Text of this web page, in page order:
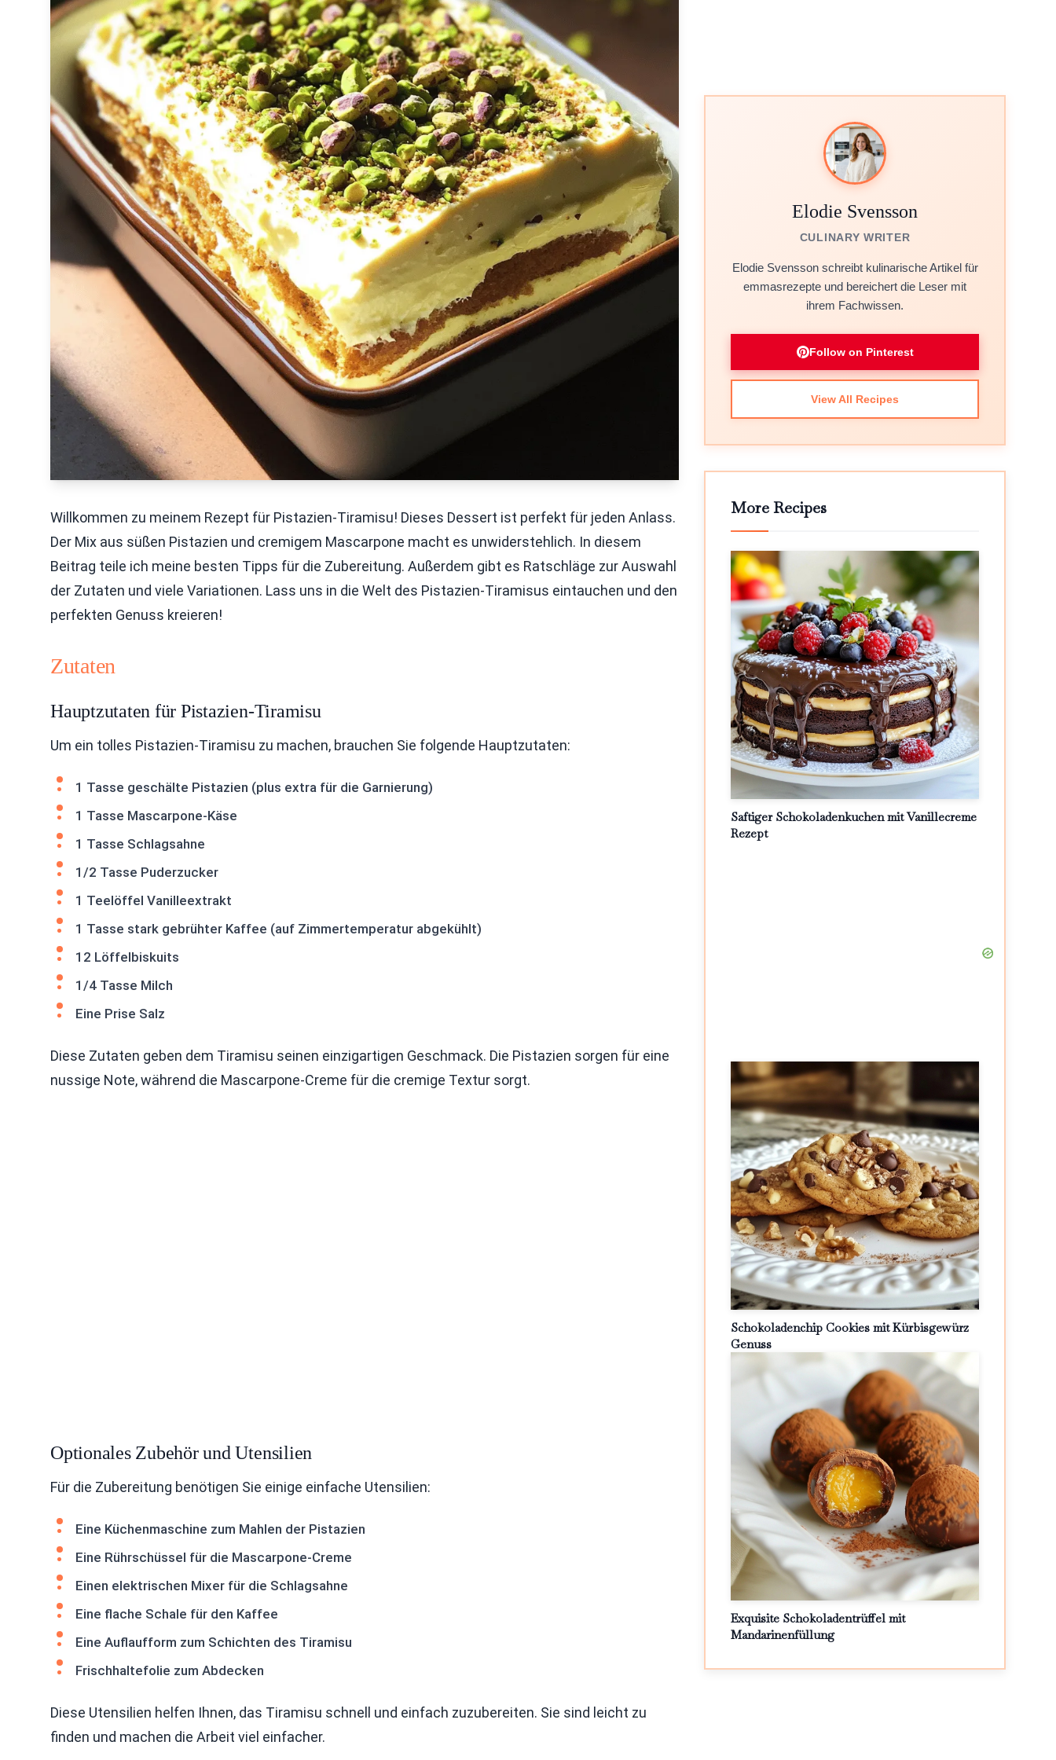
Willkommen zu meinem Rezept für Pistazien-Tiramisu! Dieses Dessert ist perfekt für jeden Anlass.
Der Mix aus süßen Pistazien und cremigem Mascarpone macht es unwiderstehlich. In diesem
Beitrag teile ich meine besten Tipps für die Zubereitung. Außerdem gibt es Ratschläge zur Auswahl
der Zutaten und viele Variationen. Lass uns in die Welt des Pistazien-Tiramisus eintauchen und den
perfekten Genuss kreieren!
Zutaten
Hauptzutaten für Pistazien-Tiramisu
Um ein tolles Pistazien-Tiramisu zu machen, brauchen Sie folgende Hauptzutaten:
1 Tasse geschälte Pistazien (plus extra für die Garnierung)
1 Tasse Mascarpone-Käse
1 Tasse Schlagsahne
1/2 Tasse Puderzucker
1 Teelöffel Vanilleextrakt
1 Tasse stark gebrühter Kaffee (auf Zimmertemperatur abgekühlt)
12 Löffelbiskuits
1/4 Tasse Milch
Eine Prise Salz
Diese Zutaten geben dem Tiramisu seinen einzigartigen Geschmack. Die Pistazien sorgen für eine
nussige Note, während die Mascarpone-Creme für die cremige Textur sorgt.
Optionales Zubehör und Utensilien
Für die Zubereitung benötigen Sie einige einfache Utensilien:
Eine Küchenmaschine zum Mahlen der Pistazien
Eine Rührschüssel für die Mascarpone-Creme
Einen elektrischen Mixer für die Schlagsahne
Eine flache Schale für den Kaffee
Eine Auflaufform zum Schichten des Tiramisu
Frischhaltefolie zum Abdecken
Diese Utensilien helfen Ihnen, das Tiramisu schnell und einfach zuzubereiten. Sie sind leicht zu
finden und machen die Arbeit viel einfacher.
Elodie Svensson
CULINARY WRITER
Elodie Svensson schreibt kulinarische Artikel für
emmasrezepte und bereichert die Leser mit
ihrem Fachwissen.
Follow on Pinterest
View All Recipes
More Recipes
Saftiger Schokoladenkuchen mit Vanillecreme
Rezept
Schokoladenchip Cookies mit Kürbisgewürz
Genuss
Exquisite Schokoladentrüffel mit
Mandarinenfüllung